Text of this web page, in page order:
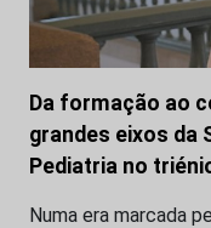
Da formação ao
grandes eixos da
Pediatria no
Numa era marcada